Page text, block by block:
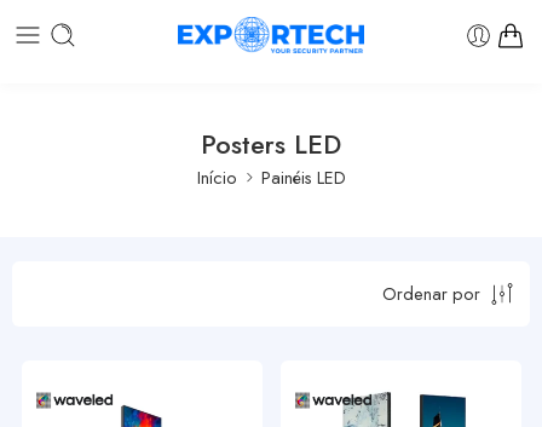
Posters LED
Início Painéis LED
Ordenar por